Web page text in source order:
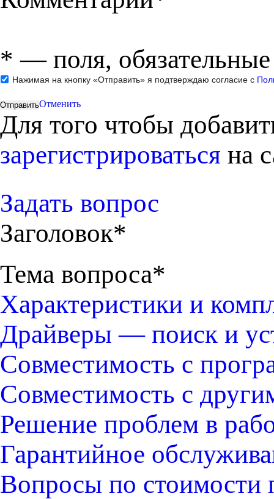
* — поля,
Нажимая на кнопку «Отправить» я подтверждаю согласие с
Отменить
Для того чтобы
зарегистрироваться на
Задать вопрос
Заголовок*
Тема вопроса*
Характеристики и
Драйверы — поиск и
Совместимость с
Совместимость с
Решение проблем в
Гарантийное
Вопросы по стоимости